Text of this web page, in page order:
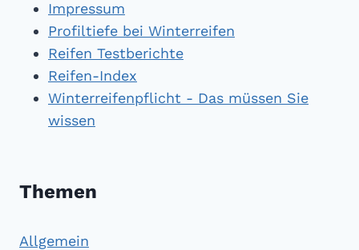
Impressum
Profiltiefe bei Winterreifen
Reifen Testberichte
Reifen-Index
Winterreifenpflicht - Das müssen Sie
wissen
Themen
Allgemein